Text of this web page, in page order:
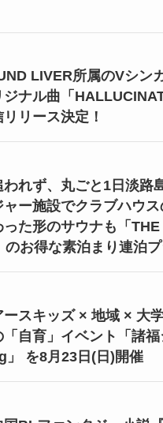
LIVER所属のVシン
ジナル曲「
リース決定！
われず、丸ごと1日淡路
ャー施設でクラブハウ
った形のサウナも「
のお得な素泊まり連泊
ースキッズ × 地域 × 大
「自育」イベント「諸福
を8月23日(日)開催